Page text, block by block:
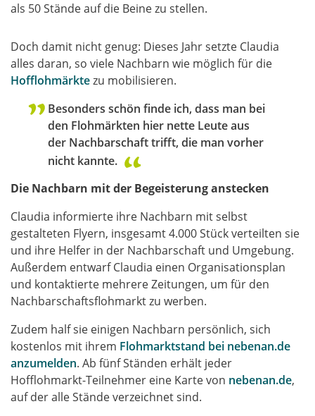
als 50 Stände auf die Beine zu stellen.
Doch damit nicht genug: Dieses Jahr setzte Claudia
alles daran, so viele Nachbarn wie möglich für die
Hofflohmärktezu mobilisieren.
Besonders schön finde ich, dass man bei
den Flohmärkten hier nette Leute aus
der Nachbarschaft trifft, die man vorher
nicht kannte.
Die Nachbarn mit der Begeisterung anstecken
Claudia informierte ihre Nachbarn mit selbst
gestalteten Flyern, insgesamt 4.000 Stück verteilten sie
und ihre Helfer in der Nachbarschaft und Umgebung.
Außerdem entwarf Claudia einen Organisationsplan
und kontaktierte mehrere Zeitungen, um für den
Nachbarschaftsflohmarkt zu werben.
Zudem half sie einigen Nachbarn persönlich, sich
kostenlos mit ihrem Flohmarktstand bei nebenan.de
anzumelden. Ab fünf Ständen erhält jeder
Hofflohmarkt-Teilnehmer eine Karte von nebenan.de,
auf der alle Stände verzeichnet sind.